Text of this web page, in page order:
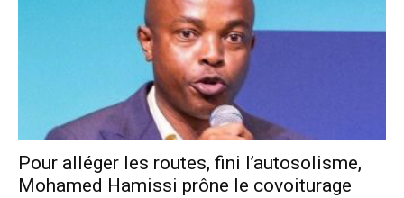
Pour alléger les routes, fini l’autosolisme,
Mohamed Hamissi prône le covoiturage